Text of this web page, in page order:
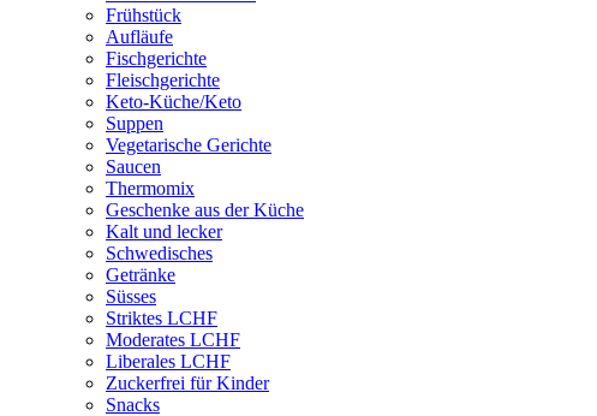
Frühstück
Aufläufe
Fischgerichte
Fleischgerichte
Keto-Küche/Keto
Suppen
Vegetarische Gerichte
Saucen
Thermomix
Geschenke aus der Küche
Kalt und lecker
Schwedisches
Getränke
Süsses
Striktes LCHF
Moderates LCHF
Liberales LCHF
Zuckerfrei für Kinder
Snacks